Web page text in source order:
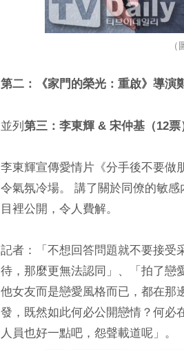
第二：《家門的榮光：重啟》導演
並列 第三：李東輝 & 宋仲基（12票
李東輝宣傳愛情片《分手後不要做
令氣氛冷場。 講了關於同僚的敏
目裡公開，令人費解。
記者：「不想回答問題就不要接受
待，那麼更無法認同」、「拍了戀
他女友而是戀愛風格而已，都在那
發，既然如此何必公開戀情？何必
人員也好一點吧，怨聲載道呢」。